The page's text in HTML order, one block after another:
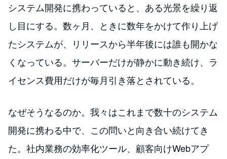
システム開発に携わっていると、ある光景を繰り返
し目にする。数ヶ月、ときに数年をかけて作り上げ
たシステムが、リリースから半年後には誰も開かな
くなっている。サーバーだけが静かに動き続け、ラ
イセンス費用だけが毎月引き落とされている。
なぜそうなるのか。我々はこれまで数十のシステム
開発に携わる中で、この問いと向き合い続けてき
た。社内業務の効率化ツール、顧客向けWebアプ